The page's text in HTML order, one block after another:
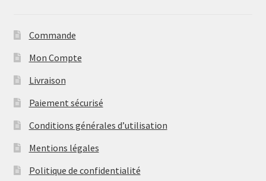
Commande
Mon Compte
Livraison
Paiement sécurisé
Conditions générales d’utilisation
Mentions légales
Politique de confidentialité